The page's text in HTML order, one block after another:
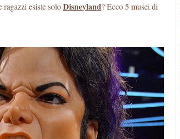
esiste soloDisneyland? Ecco 5 musei di